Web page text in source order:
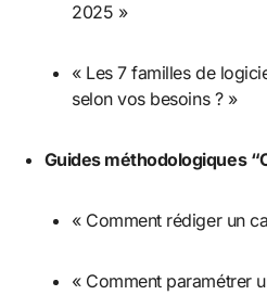
2025 »
« Les 7 familles de
selon vos besoins ? »
Guides méthodologiques
« Comment rédiger un
« Comment paramétrer